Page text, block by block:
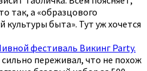
так, а «образцового
культуры быта». Тут уж хочется
фестиваль Викинг Party.
переживал, что не похож